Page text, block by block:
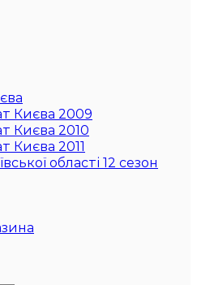
Києва 2009
Києва 2010
Києва 2011
області 12 сезон